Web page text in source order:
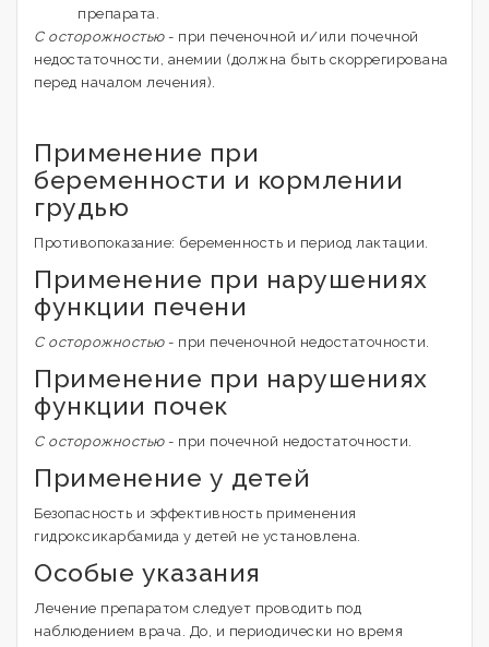
препарата.
С осторожностью - при печеночной и/или почечной
недостаточности, анемии (должна быть скоррегирована
перед началом лечения).
Применение при
беременности и кормлении
грудью
Противопоказание: беременность и период лактации.
Применение при нарушениях
функции печени
С осторожностью - при печеночной недостаточности.
Применение при нарушениях
функции почек
С осторожностью - при почечной недостаточности.
Применение у детей
Безопасность и эффективность применения
гидроксикарбамида у детей не установлена.
Особые указания
Лечение препаратом следует проводить под
наблюдением врача. До, и периодически но время